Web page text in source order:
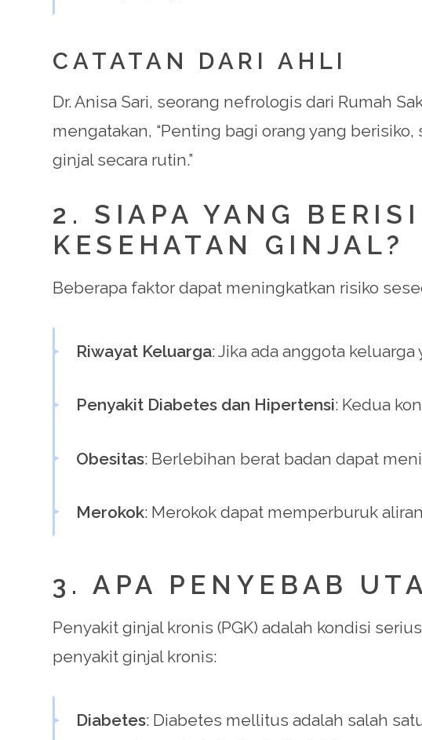
CATATAN DARI AHLI
Dr. Anisa Sari, seorang nefrologis dari Rumah
mengatakan, “Penting bagi orang yang
ginjal secara rutin.”
2. SIAPA YANG
KESEHATAN GINJAL?
Beberapa faktor dapat meningkatkan risiko
Riwayat Keluarga: Jika ada anggota
Penyakit Diabetes dan Hipertensi: Kedua
Obesitas: Berlebihan berat badan dapat
Merokok: Merokok dapat memperburuk
3. APA PENYEBAB
Penyakit ginjal kronis (PGK) adalah kondisi
penyakit ginjal kronis:
Diabetes: Diabetes mellitus adalah salah